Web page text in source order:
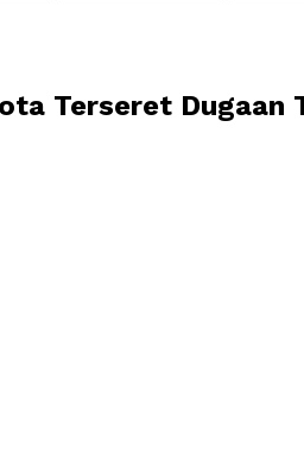
Terseret Dugaan